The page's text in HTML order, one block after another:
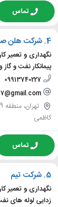
تماس
4. شرکت هلن
نگهداری و تعمیر
پیمانکار نفت و
09913740227
کاظمی
تماس
5. شرکت تیم
نگهداری و تعمیر
زدایی لوله های